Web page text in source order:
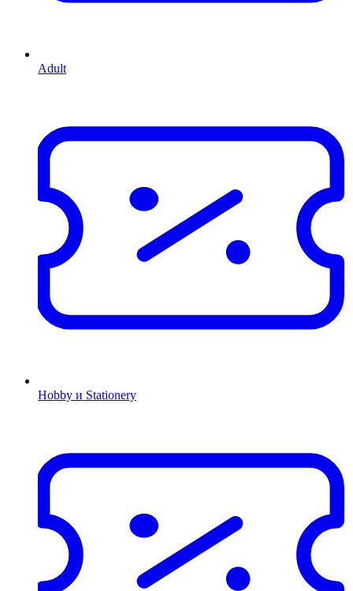
Adult
Hobby и Stationery